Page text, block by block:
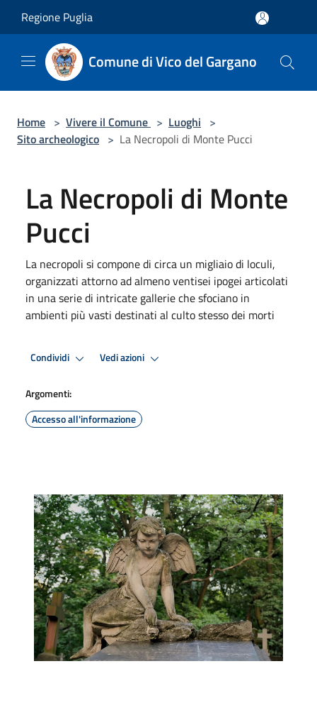
Regione Puglia
Comune di Vico del Gargano
Home > Vivere il Comune > Luoghi >
Sito archeologico > La Necropoli di Monte Pucci
La Necropoli di Monte
Pucci
La necropoli si compone di circa un migliaio di loculi,
organizzati attorno ad almeno ventisei ipogei articolati
in una serie di intricate gallerie che sfociano in
ambienti più vasti destinati al culto stesso dei morti
Condividi Vedi azioni
Argomenti:
Accesso all'informazione